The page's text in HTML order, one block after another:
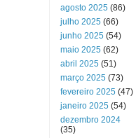
agosto 2025 (86)
julho 2025 (66)
junho 2025 (54)
maio 2025 (62)
abril 2025 (51)
março 2025 (73)
fevereiro 2025 (47)
janeiro 2025 (54)
dezembro 2024
(35)